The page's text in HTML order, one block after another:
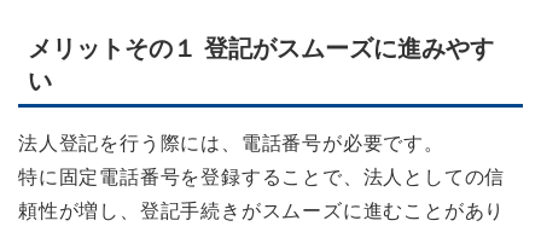
メリットその１ 登記がスムーズに進みやす
い
法人登記を行う際には、電話番号が必要です。
特に固定電話番号を登録することで、法人としての信
頼性が増し、登記手続きがスムーズに進むことがあり